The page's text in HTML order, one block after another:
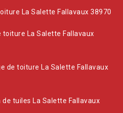
La Salette Fallavaux 38970
toiture La Salette Fallavaux
de toiture La Salette Fallavaux
tuiles La Salette Fallavaux